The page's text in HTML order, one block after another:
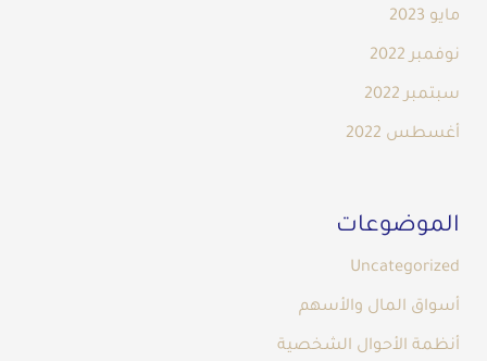
مايو 2023
نوفمبر 2022
سبتمبر 2022
أغسطس 2022
الموضوعات
Uncategorized
أسواق المال والأسهم
أنظمة الأحوال الشخصية